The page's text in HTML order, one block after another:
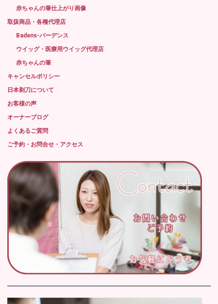
赤ちゃんの筆仕上がり画像
取扱商品・各種代理店
Badens-バーデンス
ウイッグ・医療用ウイッグ代理店
赤ちゃんの筆
キャンセルポリシー
日本剃刀について
お客様の声
オーナーブログ
よくあるご質問
ご予約・お問合せ・アクセス